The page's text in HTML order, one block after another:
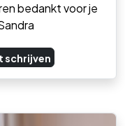
bedankt voor je
schrijven